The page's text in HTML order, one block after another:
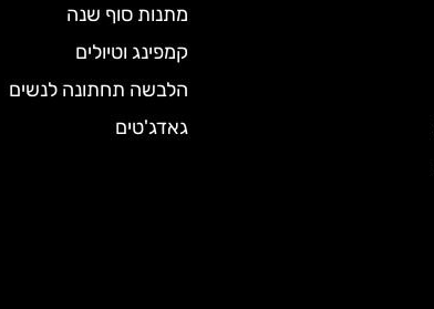
מתנות סוף שנה
קמפינג וטיולים
הלבשה תחתונה לנשים
גאדג'טים